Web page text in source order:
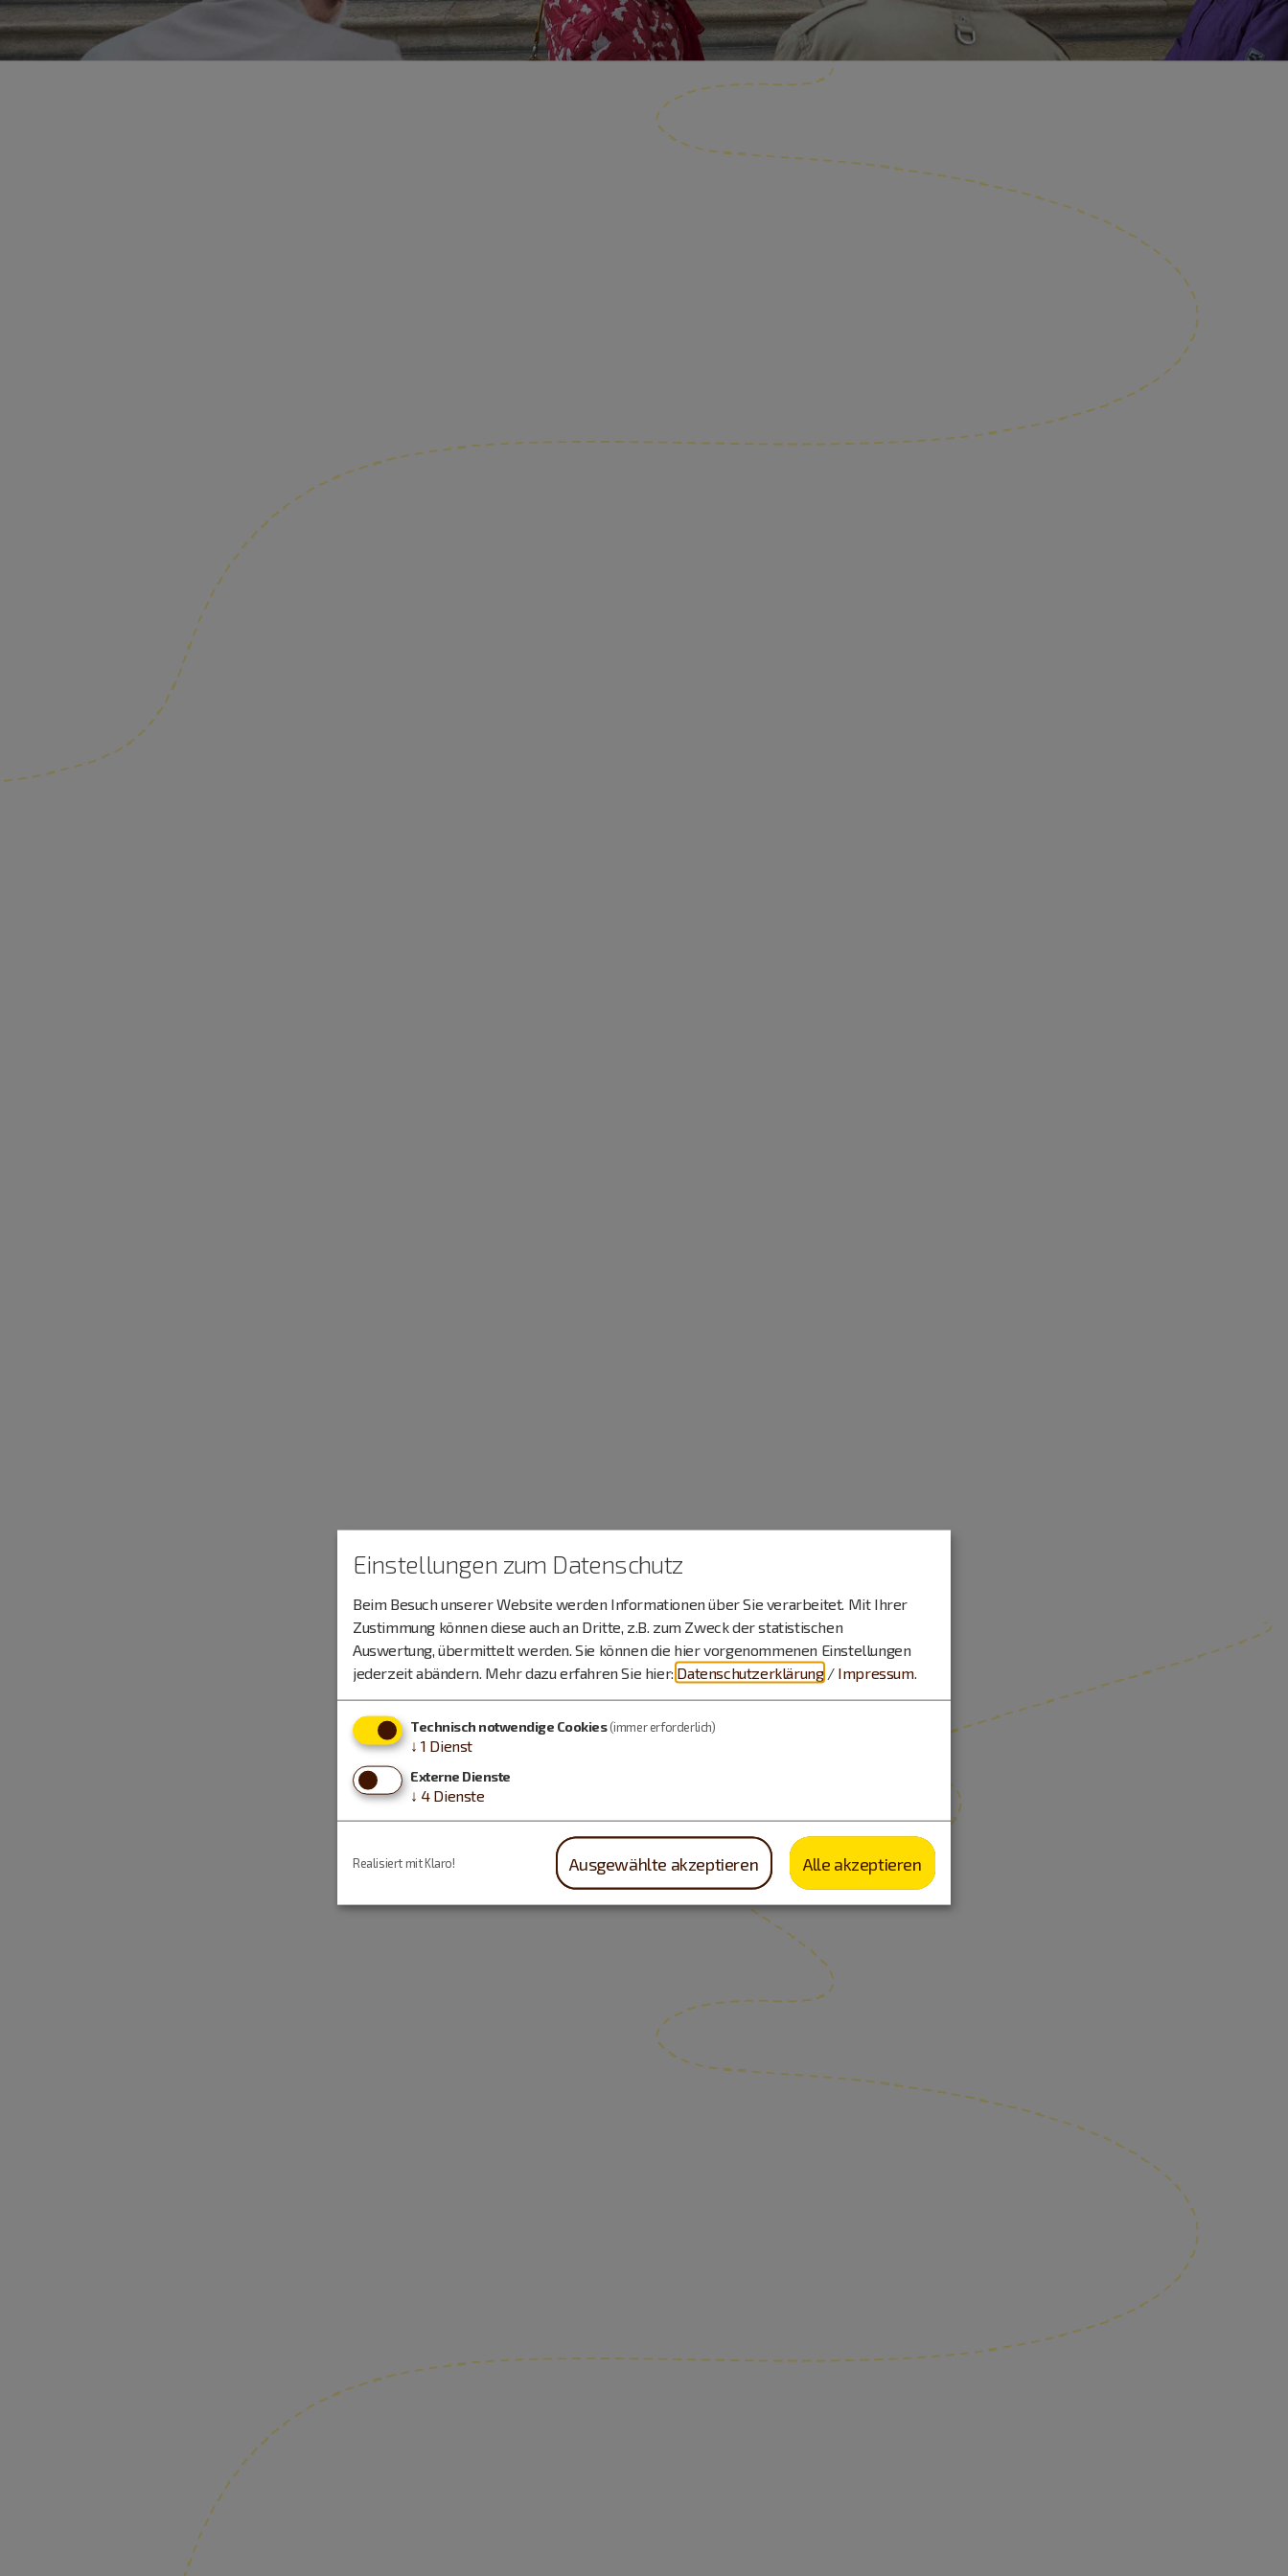
Einstellungen zum Datenschutz
Beim Besuch unserer Website werden Informationen über Sie verarbeitet. Mit Ihrer
Zustimmung können diese auch an Dritte, z.B. zum Zweck der statistischen
Auswertung, übermittelt werden. Sie können die hier vorgenommenen Einstellungen
jederzeit abändern. Mehr dazu erfahren Sie hier: Datenschutzerklärung / Impressum.
Technisch notwendige Cookies(immer erforderlich)
↓ 1 Dienst
Externe Dienste
↓ 4 Dienste
Ausgewählte akzeptieren Alle akzeptieren
Realisiert mit Klaro!